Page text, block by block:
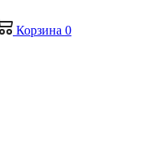
Корзина 0